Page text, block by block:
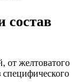
состав
от желтоватого
специфического